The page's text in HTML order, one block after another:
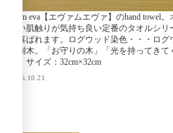
evam eva【エヴァムエヴァ】のhand towel
しい肌触りが気持ち良い定番のタオルシ
変喜ばれます。ログウッド染色・・・ロ
る樹木。「お守りの木」「光を持ってき
す。サイズ：32cm×32cm
2016.10.21